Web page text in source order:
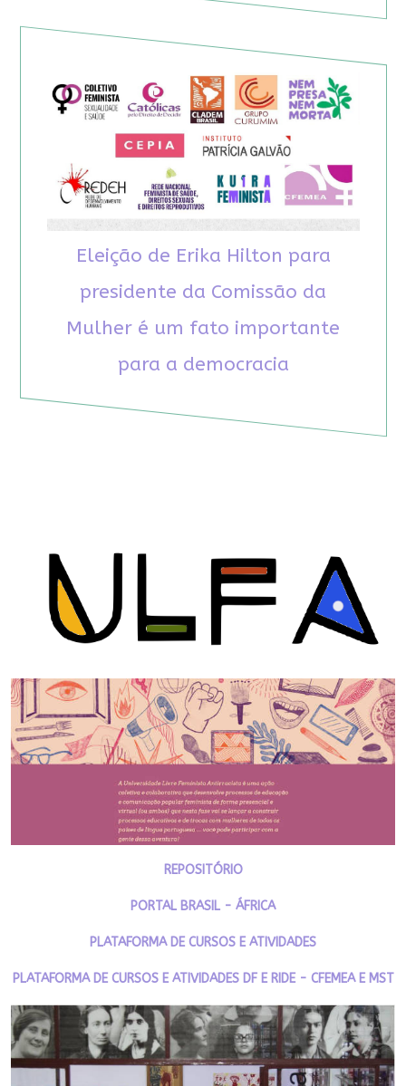
Eleição de Erika Hilton para
presidente da Comissão da
Mulher é um fato importante
para a democracia
REPOSITÓRIO
PORTAL BRASIL - ÁFRICA
PLATAFORMA DE CURSOS E ATIVIDADES
PLATAFORMA DE CURSOS E ATIVIDADES DF E RIDE - CFEMEA E MST